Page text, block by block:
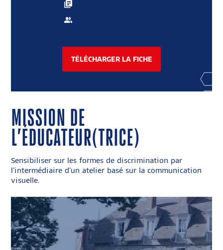
TÉLÉCHARGER LA FICHE
MISSION DE
L’ÉDUCATEUR(TRICE)
Sensibiliser sur les formes de discrimination par
l’intermédiaire d’un atelier basé sur la communication
visuelle.